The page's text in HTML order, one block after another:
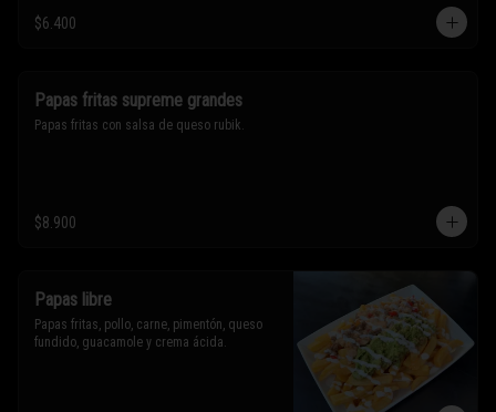
$6.400
Papas fritas supreme grandes
Papas fritas con salsa de queso rubik.
$8.900
Papas libre
Papas fritas, pollo, carne, pimentón, queso
fundido, guacamole y crema ácida.